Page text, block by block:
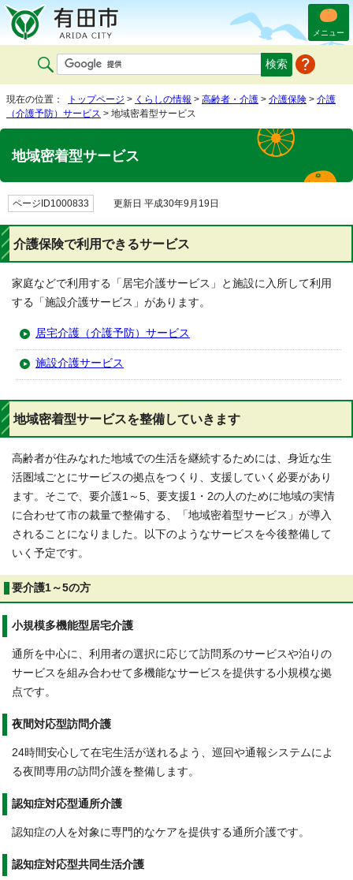
メニュー
現在の位置： トップページ > くらしの情報 > 高齢者・介護 > 介護保険 > 介護
（介護予防）サービス > 地域密着型サービス
地域密着型サービス
ページID1000833 更新日 平成30年9月19日
介護保険で利用できるサービス
家庭などで利用する「居宅介護サービス」と施設に入所して利用
する「施設介護サービス」があります。
居宅介護（介護予防）サービス
施設介護サービス
地域密着型サービスを整備していきます
高齢者が住みなれた地域での生活を継続するためには、身近な生
活圏域ごとにサービスの拠点をつくり、支援していく必要があり
ます。そこで、要介護1～5、要支援1・2の人のために地域の実情
に合わせて市の裁量で整備する、「地域密着型サービス」が導入
されることになりました。以下のようなサービスを今後整備して
いく予定です。
要介護1～5の方
小規模多機能型居宅介護
通所を中心に、利用者の選択に応じて訪問系のサービスや泊りの
サービスを組み合わせて多機能なサービスを提供する小規模な拠
点です。
夜間対応型訪問介護
24時間安心して在宅生活が送れるよう、巡回や通報システムによ
る夜間専用の訪問介護を整備します。
認知症対応型通所介護
認知症の人を対象に専門的なケアを提供する通所介護です。
認知症対応型共同生活介護